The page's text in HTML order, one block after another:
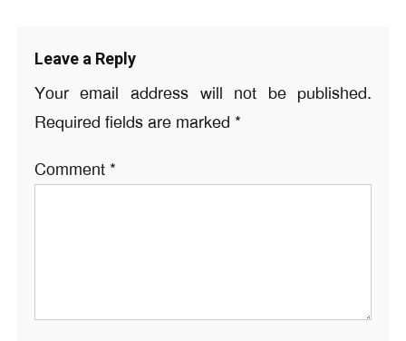
Leave a Reply
Your email address will not be published.
Required fields are marked *
Comment *